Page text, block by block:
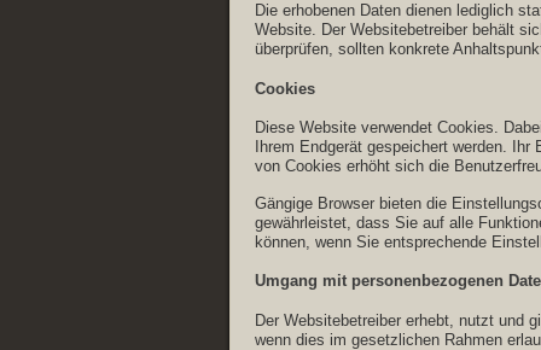
Die erhobenen Daten dienen lediglich
Website. Der Websitebetreiber behält
überprüfen, sollten konkrete
Cookies
Diese Website verwendet Cookies.
Ihrem Endgerät gespeichert werden.
von Cookies erhöht sich die
Gängige Browser bieten die
gewährleistet, dass Sie auf alle
können, wenn Sie entsprechende
Umgang mit personenbezogenen
Der Websitebetreiber erhebt, nutzt und
wenn dies im gesetzlichen Rahmen